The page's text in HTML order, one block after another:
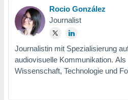
Rocio González
Journalist
Journalistin mit Spezialisierung
audiovisuelle Kommunikation. Als
Wissenschaft, Technologie und